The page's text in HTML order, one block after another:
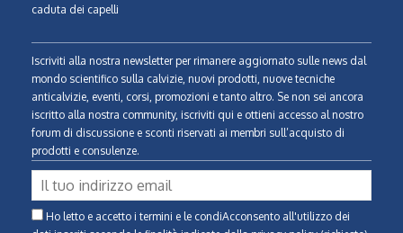
caduta dei capelli
Iscriviti alla nostra newsletter per rimanere aggiornato sulle news dal
mondo scientifico sulla calvizie, nuovi prodotti, nuove tecniche
anticalvizie, eventi, corsi, promozioni e tanto altro. Se non sei ancora
iscritto alla nostra community, iscriviti qui e ottieni accesso al nostro
forum di discussione e sconti riservati ai membri sull’acquisto di
prodotti e consulenze.
Ho letto e accetto i termini e le condiAcconsento all'utilizzo dei